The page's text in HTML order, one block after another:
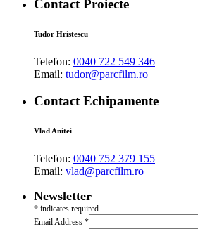
Contact Proiecte
Tudor Hristescu
Telefon: 0040 722 549 346
Email: tudor@parcfilm.ro
Contact Echipamente
Vlad Anitei
Telefon: 0040 752 379 155
Email: vlad@parcfilm.ro
Newsletter
* indicates required
Email Address *